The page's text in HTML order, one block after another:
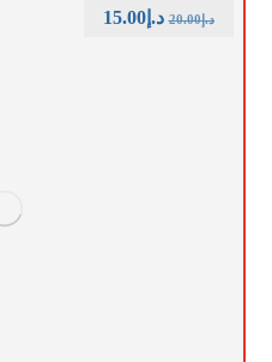
د.إ20.00 د.إ15.00